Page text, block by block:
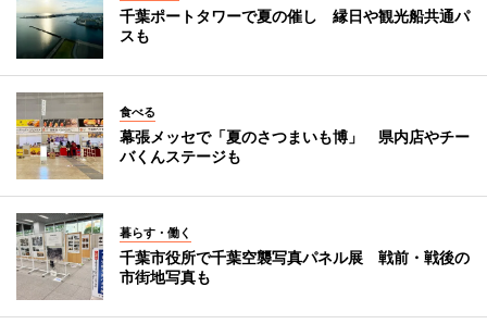
千葉ポートタワーで夏の催し 縁日や観光船共通パ
スも
食べる
幕張メッセで「夏のさつまいも博」 県内店やチー
バくんステージも
暮らす・働く
千葉市役所で千葉空襲写真パネル展 戦前・戦後の
市街地写真も